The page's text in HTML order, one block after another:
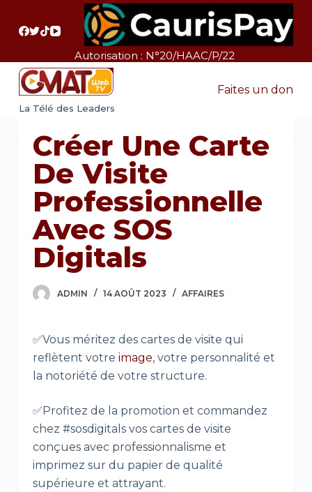
a
Autorisation : N°20/HAAC/P/22
La Télé des Leaders
Faites un don
Créer Une Carte
De Visite
Professionnelle
Avec SOS
Digitals
ADMIN 14 AOÛT 2023 AFFAIRES
✅Vous méritez des cartes de visite qui
reflètent votre image, votre personnalité et
la notoriété de votre structure.
✅Profitez de la promotion et commandez
chez #sosdigitals vos cartes de visite
conçues avec professionnalisme et
imprimez sur du papier de qualité
supérieure et attrayant.